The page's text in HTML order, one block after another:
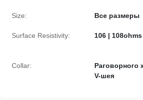
Size: Все размеры
Surface Resistivity: 106 | 108ohms
Collar:
Раговорного
V-шея